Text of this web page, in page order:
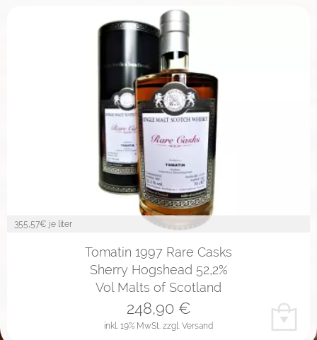
355,57€ je liter
Tomatin 1997 Rare Casks
Sherry Hogshead 52,2%
Vol Malts of Scotland
inkl. 19% MwSt. zzgl. Versand
248,90€